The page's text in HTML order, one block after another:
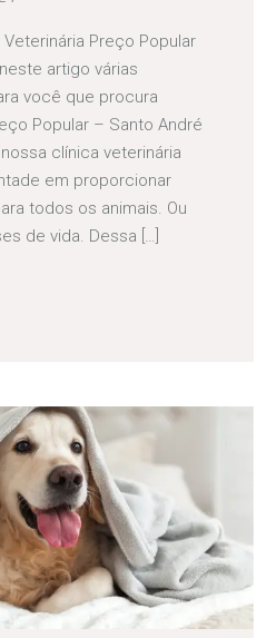
Preço Popular
artigo várias
você que procura
Popular – Santo André
clínica veterinária
em proporcionar
todos os animais. Ou
de vida. Dessa […]